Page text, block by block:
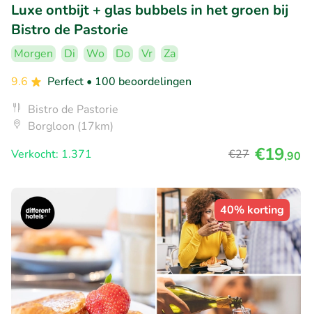
Luxe ontbijt + glas bubbels in het groen bij
Bistro de Pastorie
Morgen Di Wo Do Vr
Za
9.6
Perfect • 100 beoordelingen
Bistro de Pastorie
Borgloon (17km)
Verkocht: 1.371
€27 €19,90
40% korting